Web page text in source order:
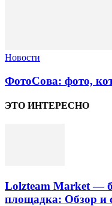
Новости
ФотоСова: фото,
ЭТО ИНТЕРЕСНО
Lolzteam Market —
площадка: Обзор и